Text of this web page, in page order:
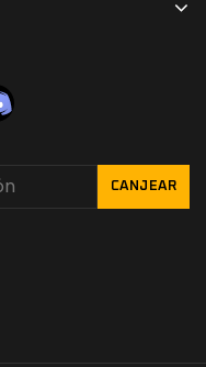
CANJEAR